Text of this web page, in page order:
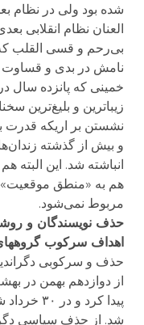
شده بود ولی در نظام
العنان نظام انقلابی
بی‌رحم و قسی القلب
نامش در بدی و قساوت
خمینی که پانزده سال
زیبا‌ترین و بلیغ‌ترین
نشستن بر اریکه قدرت
و بیش از گذشته
انباشته شد. این البته
هم به «منطق موقعیت»
مربوط نمی‌شود.
حذف نویسندگان و
اهداف سرکوب
حذف و سرکوبی
از دوازدهم بهمن در
پیدا کرد
شد. از حذف سیاسی